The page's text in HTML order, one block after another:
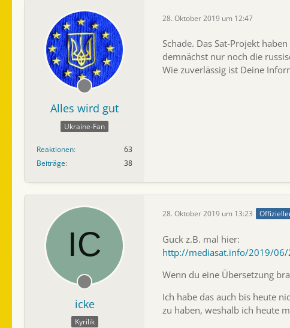
Alles wird gut
Ukraine-Fan
Reaktionen
63
Beiträge
38
28. Oktober 2019 um 12:47
Schade. Das Sat-Projekt
demnächst nur noch die
Wie zuverlässig ist Deine
icke
Kyrilik
28. Oktober 2019 um 13:23
Guck z.B. mal hier:
http://mediasat.info/2019/
Wenn du eine Übersetzung
Ich habe das auch bis heute
zu haben, weshalb ich heute